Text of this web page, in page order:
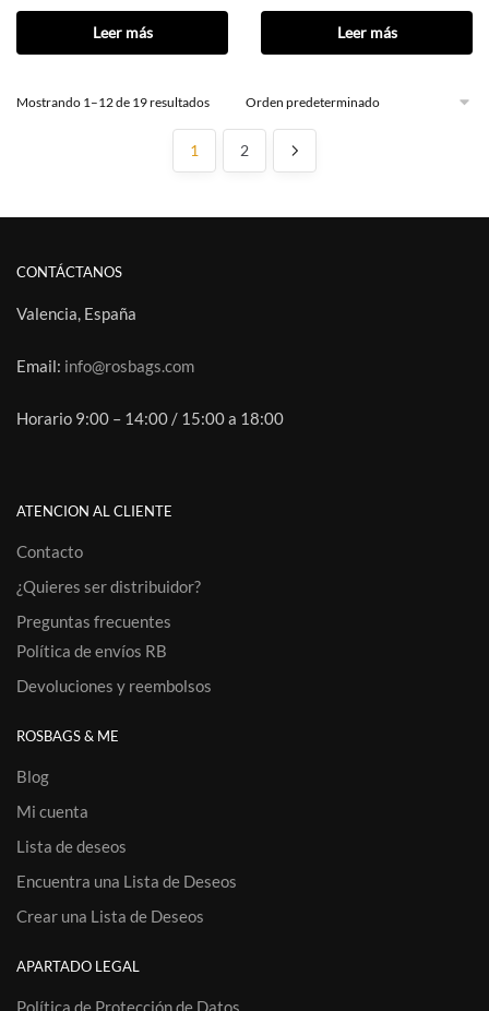
Leer más Leer más
Mostrando 1–12 de 19 resultados
1 2
CONTÁCTANOS
Valencia, España
Email: info@rosbags.com
Horario 9:00 – 14:00 / 15:00 a 18:00
ATENCION AL CLIENTE
Contacto
¿Quieres ser distribuidor?
Preguntas frecuentes
Política de envíos RB
Devoluciones y reembolsos
ROSBAGS & ME
Blog
Mi cuenta
Lista de deseos
Encuentra una Lista de Deseos
Crear una Lista de Deseos
APARTADO LEGAL
Política de Protección de Datos